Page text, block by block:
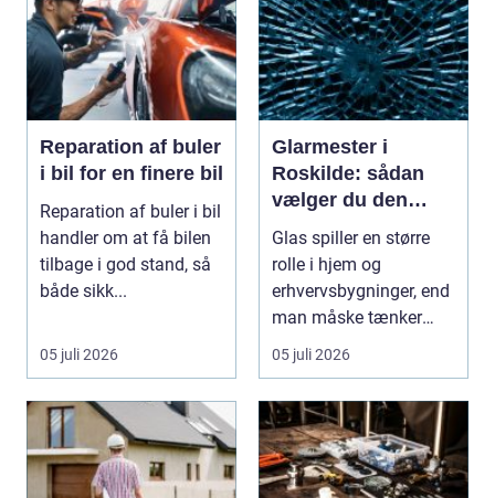
Reparation af buler
i bil for en finere bil
Reparation af buler i bil
handler om at få bilen
tilbage i god stand, så
både sikk...
05 juli 2026
Glarmester i
Roskilde: sådan
vælger du den
rette fagmand til
dine glasopgaver
Glas spiller en større
rolle i hjem og
erhvervsbygninger, end
man måske tænker
ov...
05 juli 2026